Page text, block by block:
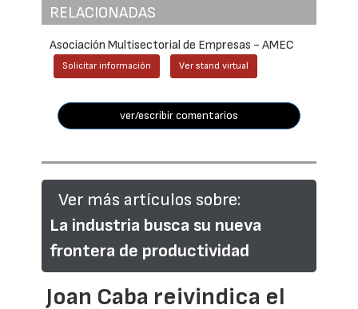
RELACIONADAS
Asociación Multisectorial de Empresas - AMEC
Solicitar información Ver stand virtual
ver/escribir comentarios
Ver más artículos sobre:
La industria busca su nueva
frontera de productividad
Joan Caba reivindica el